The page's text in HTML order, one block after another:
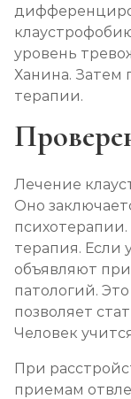
уровень
Ханина. Затем
терапии.
Лечение
Оно
терапия. Если
объявляют
патологий.
позволяет
Человек
При
приемам